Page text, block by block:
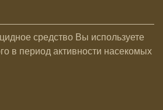
средство Вы используете
в период активности насекомых